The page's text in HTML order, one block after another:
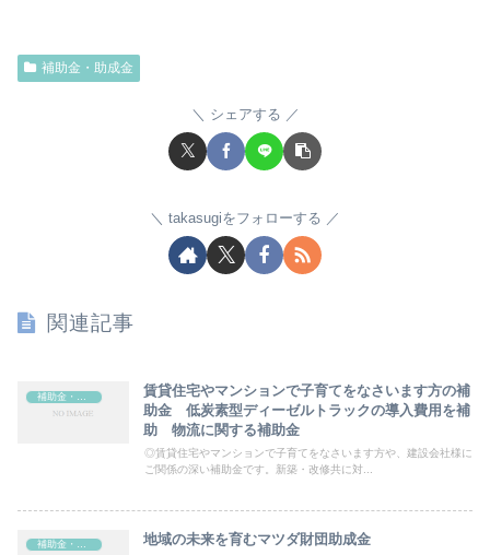
補助金・助成金
シェアする
takasugiをフォローする
関連記事
賃貸住宅やマンションで子育てをなさいます方の補
助金 低炭素型ディーゼルトラックの導入費用を補
助 物流に関する補助金
◎賃貸住宅やマンションで子育てをなさいます方や、建設会社様に
ご関係の深い補助金です。新築・改修共に対...
補助金・助成金 地域の未来を育むマツダ財団助成金